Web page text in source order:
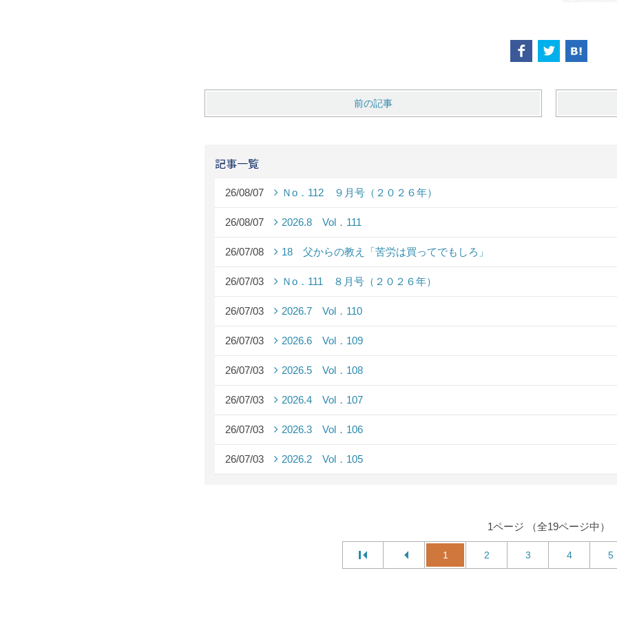
前の記事
記事一覧
26/08/07 Ｎo．112 ９月号（２０２６年）
26/08/07 2026.8 Vol．111
26/07/08 18 父からの教え「苦労は買ってでもしろ」
26/07/03 Ｎo．111 ８月号（２０２６年）
26/07/03 2026.7 Vol．110
26/07/03 2026.6 Vol．109
26/07/03 2026.5 Vol．108
26/07/03 2026.4 Vol．107
26/07/03 2026.3 Vol．106
26/07/03 2026.2 Vol．105
1ページ （全19ページ中）
1 2 3 4 5